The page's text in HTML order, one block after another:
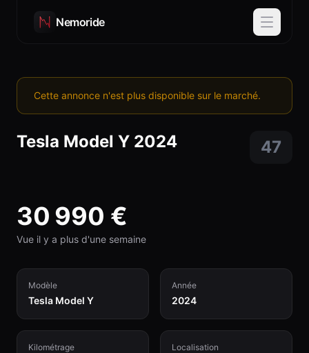
Nemoride
Cette annonce n'est plus disponible sur le marché.
Tesla Model Y 2024 47
30 990 €
Vue il y a plus d'une semaine
Modèle
Tesla Model Y
Année
2024
Kilométrage Localisation